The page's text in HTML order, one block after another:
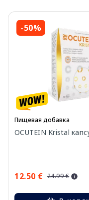
-50%
Пищевая добавка
OCUTEIN Kristal
12.50 € 24.99 €